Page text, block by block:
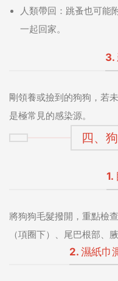
人類帶回： 跳蚤也可能
一起回家。
3.
剛領養或撿到的狗狗，若
是極常見的感染源。
四、
1.
將狗狗毛髮撥開，重點檢
（項圈下）、尾巴根部、
2. 濕紙巾